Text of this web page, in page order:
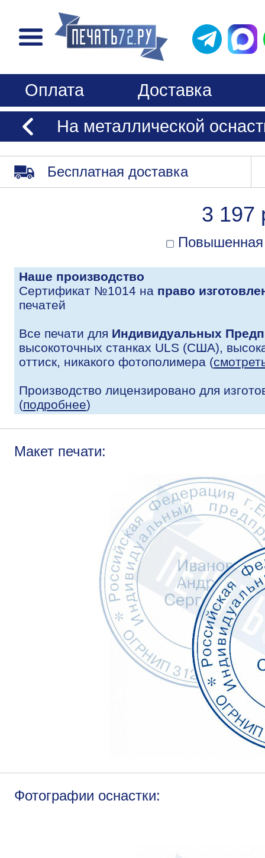
Оплата
Доставка
На металлической
Бесплатная доставка
3 197
Повышенная
Наше производство
Сертификат №1014 на право
печатей
Все печати для Индивидуальных
высокоточных станках ULS (США),
оттиск, никакого фотополимера (
Производство лицензировано для
(подробнее)
Макет печати:
Фотографии оснастки: